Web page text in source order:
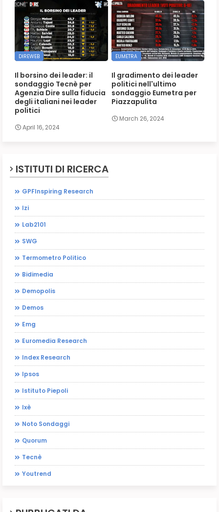
DIREWEB
Il borsino dei leader: il
sondaggio Tecnè per
Agenzia Dire sulla fiducia
degli italiani nei leader
politici
April 16, 2024
EUMETRA
Il gradimento dei leader
politici nell'ultimo
sondaggio Eumetra per
Piazzapulita
March 26, 2024
ISTITUTI DI RICERCA
GPFInspiring Research
Izi
Lab2101
SWG
Termometro Politico
Bidimedia
Demopolis
Demos
Emg
Euromedia Research
Index Research
Ipsos
Istituto Piepoli
Ixè
Noto Sondaggi
Quorum
Tecnè
Youtrend